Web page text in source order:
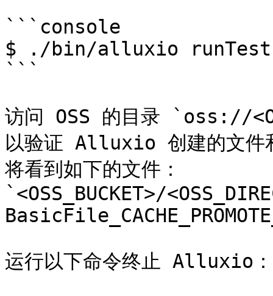
```console
$ ./bin/alluxio
```
访问 OSS 的目录 `oss://
以验证 Alluxio 创建的文件
将看到如下的文件：
`<OSS_BUCKET>/
运行以下命令终止 Alluxio：